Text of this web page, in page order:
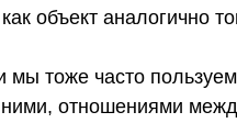
объект аналогично
тоже часто
отношениями